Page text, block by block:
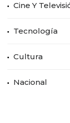
Cine Y
Tecnología
Cultura
Nacional